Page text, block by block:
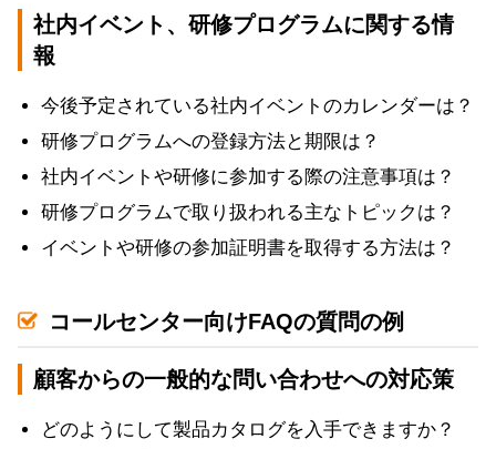
社内イベント、研修プログラムに関する情
報
今後予定されている社内イベントのカレンダーは？
研修プログラムへの登録方法と期限は？
社内イベントや研修に参加する際の注意事項は？
研修プログラムで取り扱われる主なトピックは？
イベントや研修の参加証明書を取得する方法は？
コールセンター向けFAQの質問の例
顧客からの一般的な問い合わせへの対応策
どのようにして製品カタログを入手できますか？